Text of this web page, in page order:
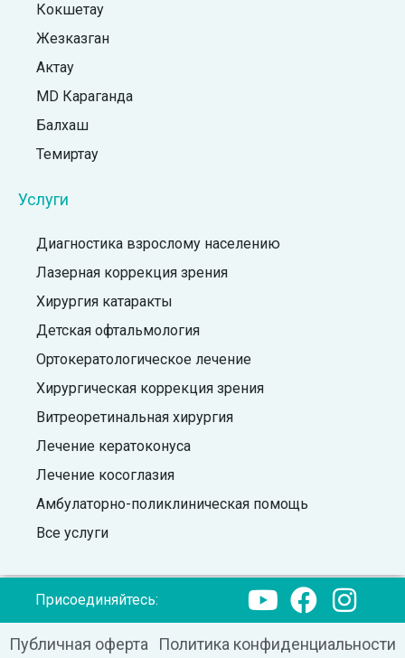
Кокшетау
Жезказган
Актау
MD Караганда
Балхаш
Темиртау
Услуги
Диагностика взрослому населению
Лазерная коррекция зрения
Хирургия катаракты
Детская офтальмология
Ортокератологическое лечение
Хирургическая коррекция зрения
Витреоретинальная хирургия
Лечение кератоконуса
Лечение косоглазия
Амбулаторно-поликлиническая помощь
Все услуги
Присоединяйтесь:
Публичная оферта Политика конфиденциальности